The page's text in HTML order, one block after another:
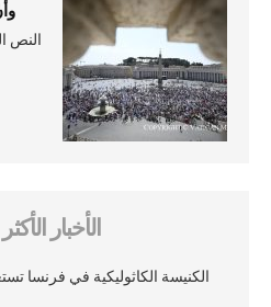
النص
الأخبار
الكنيسة الكاثوليكية في فرنسا